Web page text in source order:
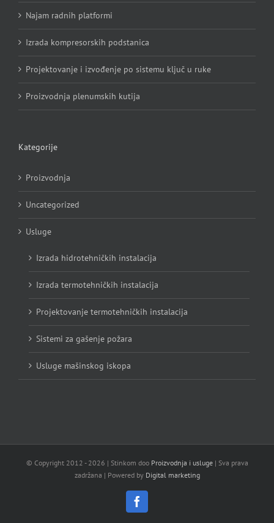
Najam radnih platformi
Izrada kompresorskih podstanica
Projektovanje i izvođenje po sistemu ključ u ruke
Proizvodnja plenumskih kutija
Kategorije
Proizvodnja
Uncategorized
Usluge
Izrada hidrotehničkih instalacija
Izrada termotehničkih instalacija
Projektovanje termotehničkih instalacija
Sistemi za gašenje požara
Usluge mašinskog iskopa
© Copyright 2012 - 2026 | Stinkom doo Proizvodnja i usluge| Sva prava
zadržana | Powered by Digital marketing
Facebook